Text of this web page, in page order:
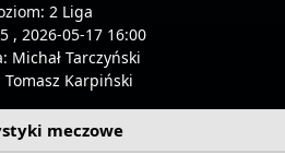
2 Liga
, 2026-05-17 16:00
Michał Tarczyński
Tomasz Karpiński
meczowe